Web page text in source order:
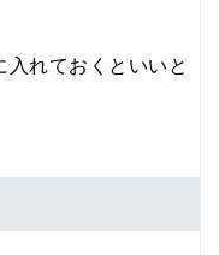
れておくといいと